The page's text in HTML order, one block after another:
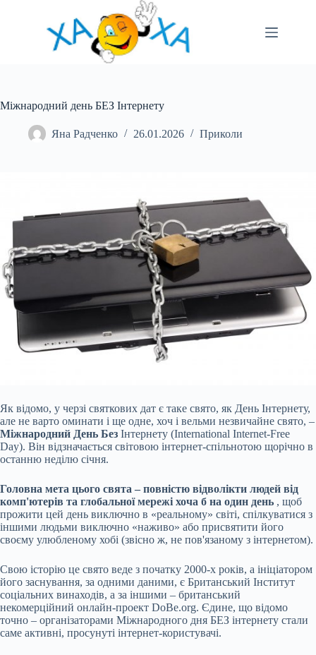
Міжнародний день БЕЗ Інтернету
Яна Радченко 26.01.2026 Приколи
Як відомо, у черзі святкових дат є таке свято, як День Інтернету,
але не варто оминати і ще одне, хоч і вельми незвичайне свято, –
Міжнародний День Без Інтернету (International Internet-Free
Day). Він відзначається світовою інтернет-спільнотою щорічно в
останню неділю січня.
Головна мета цього свята – повністю відволікти людей від
комп'ютерів та глобальної мережі хоча б на один день , щоб
прожити цей день виключно в «реальному» світі, спілкуватися з
іншими людьми виключно «наживо» або присвятити його
своєму улюбленому хобі (звісно ж, не пов'язаному з інтернетом).
Свою історію це свято веде з початку 2000-х років, а ініціатором
його заснування, за одними даними, є Британський Інститут
соціальних винаходів, а за іншими – британський
некомерційний онлайн-проект DoBe.org. Єдине, що відомо
точно – організаторами Міжнародного дня БЕЗ інтернету стали
саме активні, просунуті інтернет-користувачі.